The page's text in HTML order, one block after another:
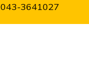
043-3641027